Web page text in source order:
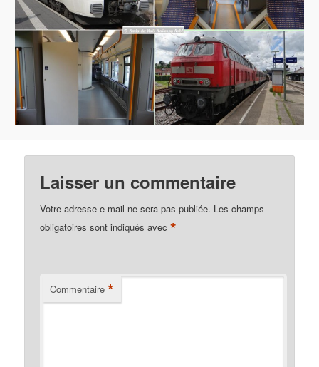
Laisser un commentaire
Votre adresse e-mail ne sera pas publiée. Les champs
obligatoires sont indiqués avec*
Commentaire *